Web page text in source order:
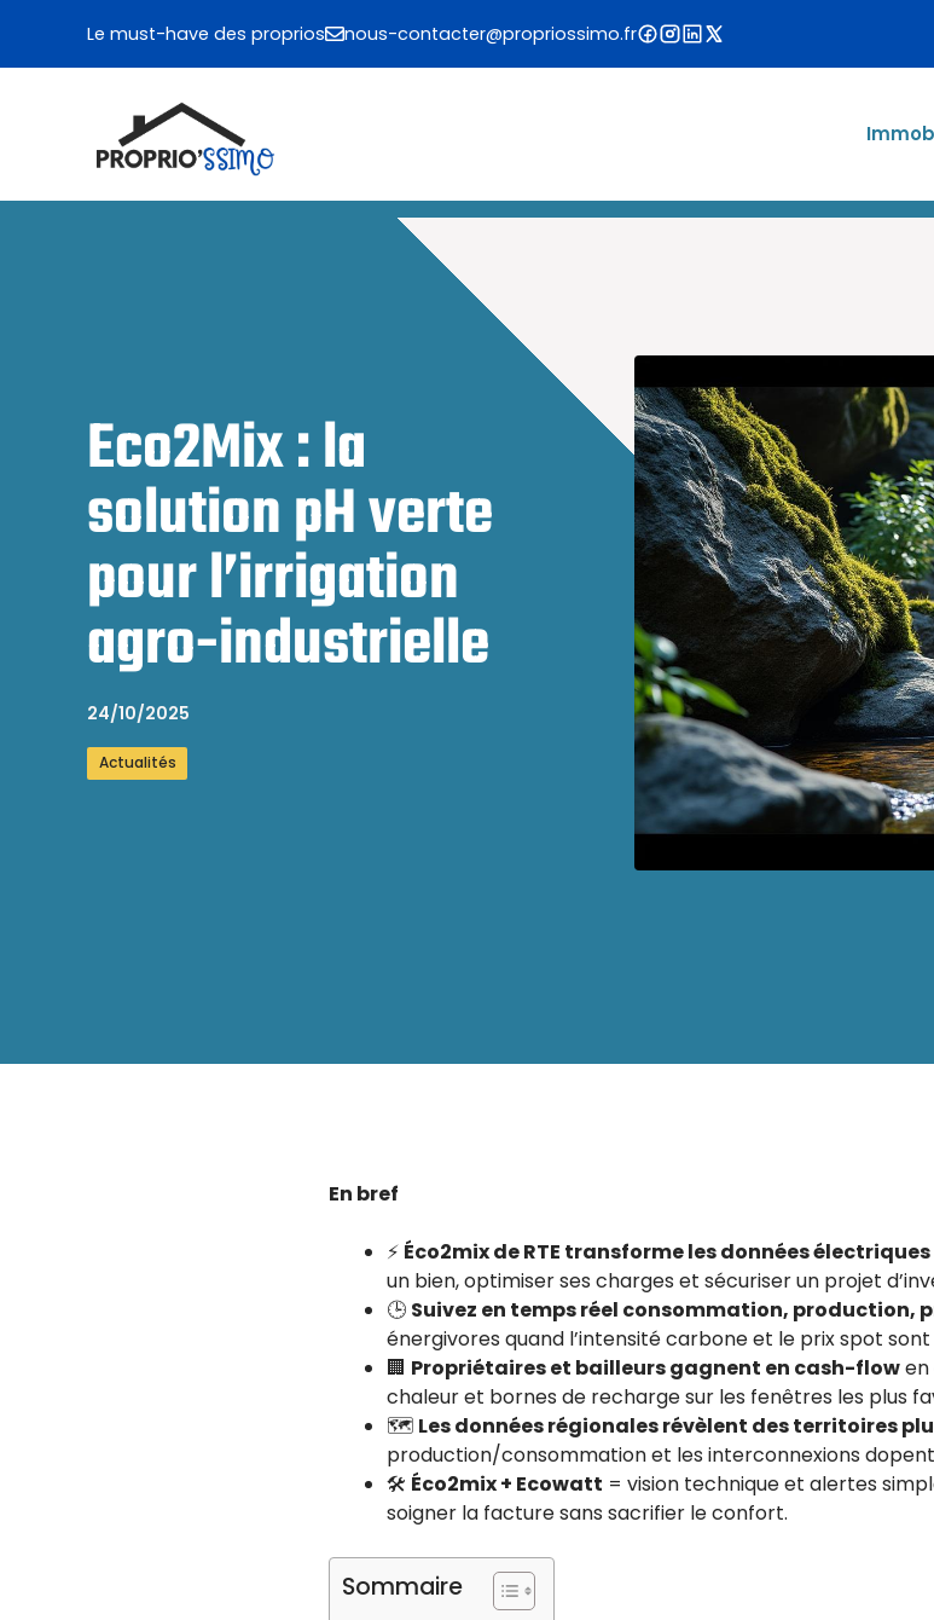
contenu
Le must-have des proprios nous-contacter@propriossimo.fr
Eco2Mix : la
solution pH verte
pour l’irrigation
agro-industrielle
24/10/2025
Actualités
En bref
⚡ Éco2mix de RTE transforme les données
un bien, optimiser ses charges et sécuriser un projet
🕒 Suivez en temps réel consommation, production,
énergivores quand l’intensité carbone et le prix spot sont
🏢 Propriétaires et bailleurs gagnent en cash-flow
chaleur et bornes de recharge sur les fenêtres les plus
🗺️ Les données régionales révèlent des territoires
production/consommation et les interconnexions
🛠️ Éco2mix + Ecowatt = vision technique et alertes
soigner la facture sans sacrifier le confort.
Sommaire